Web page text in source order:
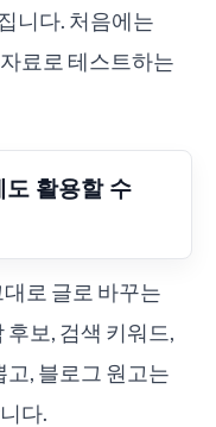
니다. 처음에는
료로 테스트하는
활용할 수
로 글로 바꾸는
후보, 검색 키워드,
고, 블로그 원고는
다.